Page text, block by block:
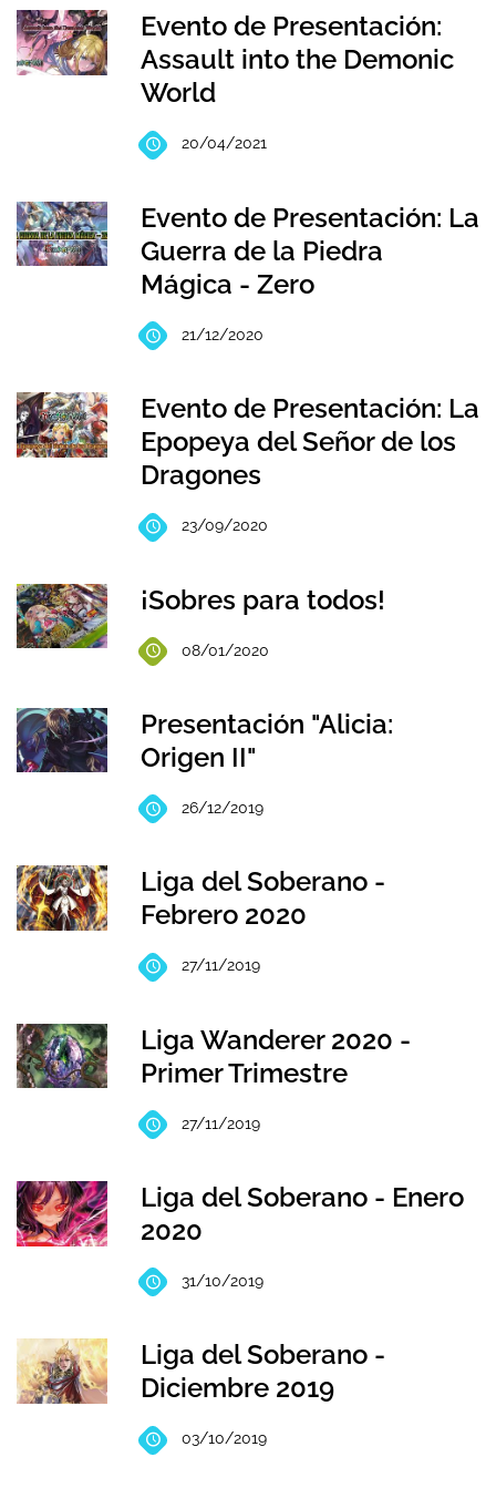
Evento de Presentación:
Assault into the Demonic
World
20/04/2021
Evento de Presentación: La
Guerra de la Piedra
Mágica - Zero
21/12/2020
Evento de Presentación: La
Epopeya del Señor de los
Dragones
23/09/2020
¡Sobres para todos!
08/01/2020
Presentación "Alicia:
Origen II"
26/12/2019
Liga del Soberano -
Febrero 2020
27/11/2019
Liga Wanderer 2020 -
Primer Trimestre
27/11/2019
Liga del Soberano - Enero
2020
31/10/2019
Liga del Soberano -
Diciembre 2019
03/10/2019